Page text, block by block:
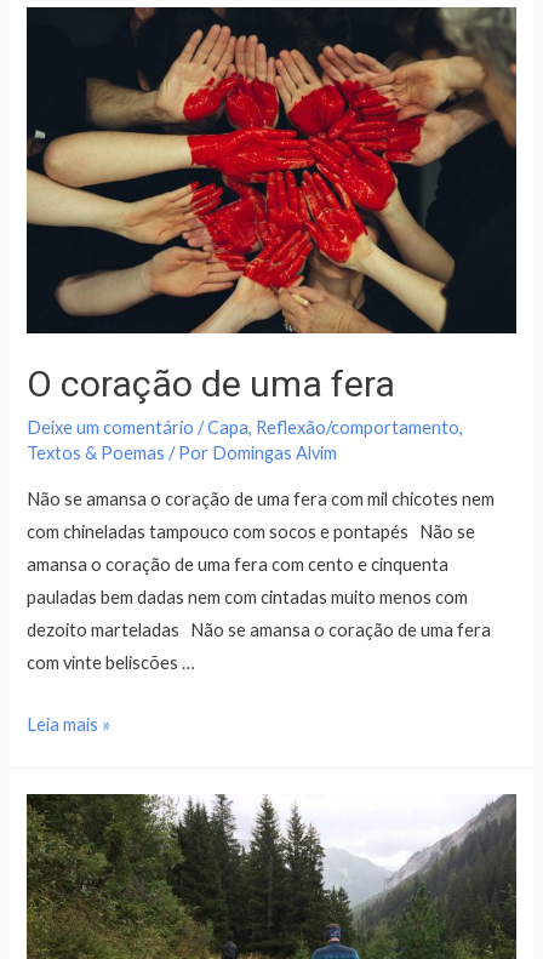
O coração de uma fera
Deixe um comentário /Capa, Reflexão/comportamento,
Textos & Poemas / Por Domingas Alvim
Não se amansa o coração de uma fera com mil chicotes nem
com chineladas tampouco com socos e pontapés Não se
amansa o coração de uma fera com cento e cinquenta
pauladas bem dadas nem com cintadas muito menos com
dezoito marteladas Não se amansa o coração de uma fera
com vinte beliscões …
Leia mais »